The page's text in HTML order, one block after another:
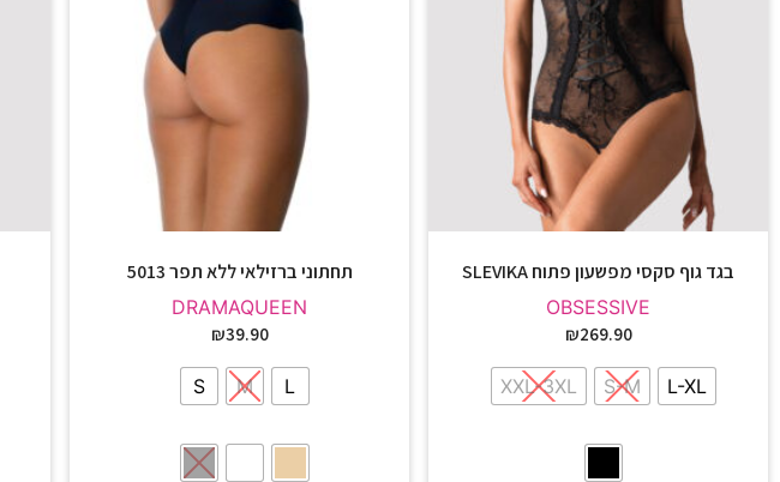
בגד גוף סקסי מפשעון פתוח SLEVIKA
OBSESSIVE
₪269.90
L-XL
S-M
XXL-3XL
תחתוני ברזילאי ללא תפר 5013
DRAMAQUEEN
₪39.90
L
M
S